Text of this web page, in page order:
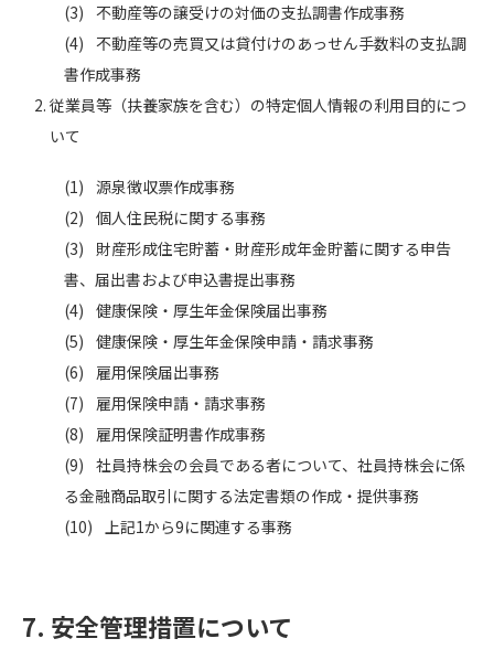
不動産等の譲受けの対価の支払調書作成事務
不動産等の売買又は貸付けのあっせん手数料の支払調
書作成事務
従業員等（扶養家族を含む）の特定個人情報の利用目的につ
いて
源泉徴収票作成事務
個人住民税に関する事務
財産形成住宅貯蓄・財産形成年金貯蓄に関する申告
書、届出書および申込書提出事務
健康保険・厚生年金保険届出事務
健康保険・厚生年金保険申請・請求事務
雇用保険届出事務
雇用保険申請・請求事務
雇用保険証明書作成事務
社員持株会の会員である者について、社員持株会に係
る金融商品取引に関する法定書類の作成・提供事務
上記1から9に関連する事務
7. 安全管理措置について